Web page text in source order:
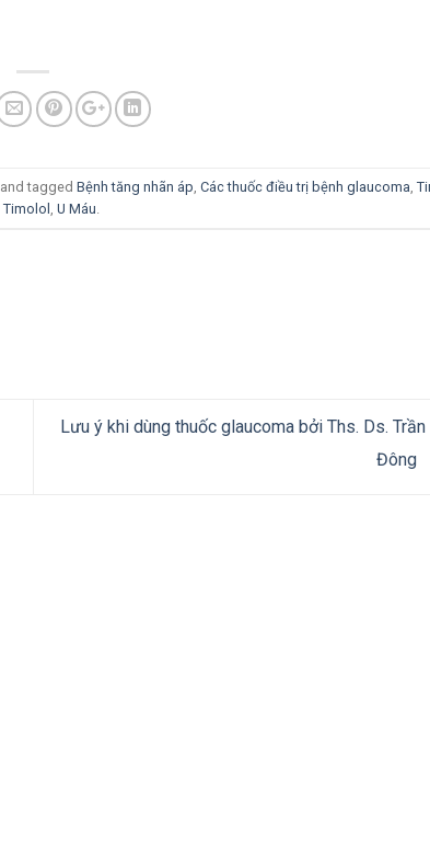
and tagged Bệnh tăng nhãn áp Các thuốc điều trị bệnh glaucoma
,Timolol ,U Máu
Lưu ý khi dùng thuốc glaucoma bởi Ths. Ds. Trần
Đông